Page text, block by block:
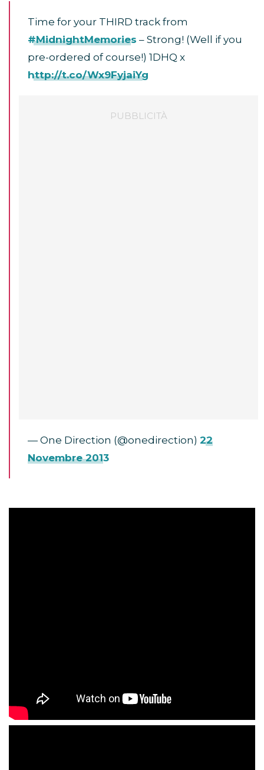
Time for your THIRD track from
#MidnightMemories – Strong! (Well if you
pre-ordered of course!) 1DHQ x
http://t.co/Wx9FyjaiYg
— One Direction (@onedirection) 22
Novembre 2013